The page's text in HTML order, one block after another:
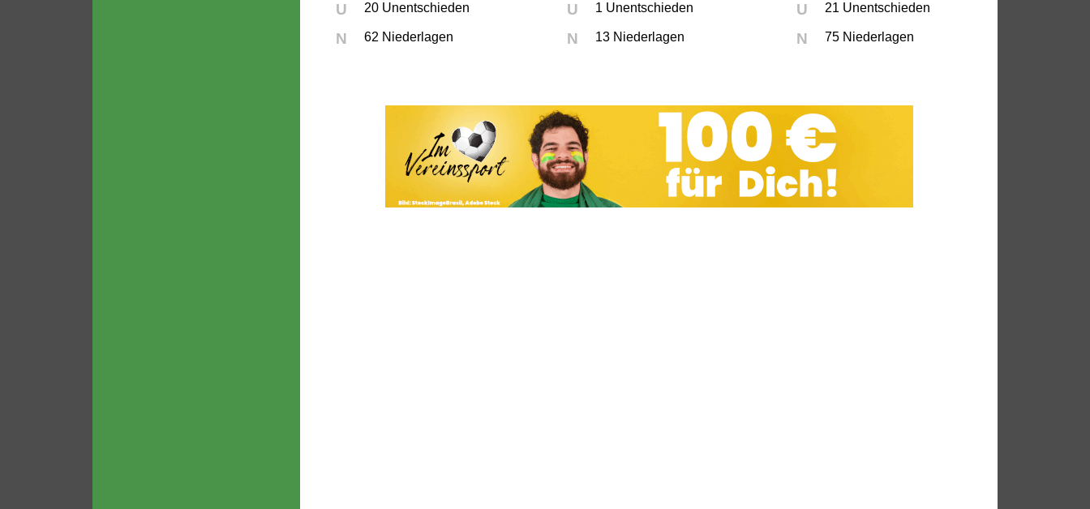
U 20 Unentschieden
N 62 Niederlagen
U 1 Unentschieden
N 13 Niederlagen
U 21 Unentschieden
N 75 Niederlagen